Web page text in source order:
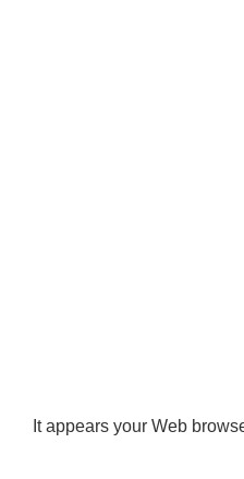
It appears your Web